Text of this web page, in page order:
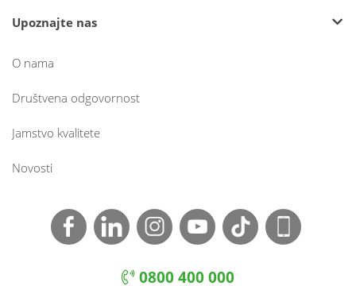
Upoznajte nas
O nama
Društvena odgovornost
Jamstvo kvalitete
Novosti
0800 400 000